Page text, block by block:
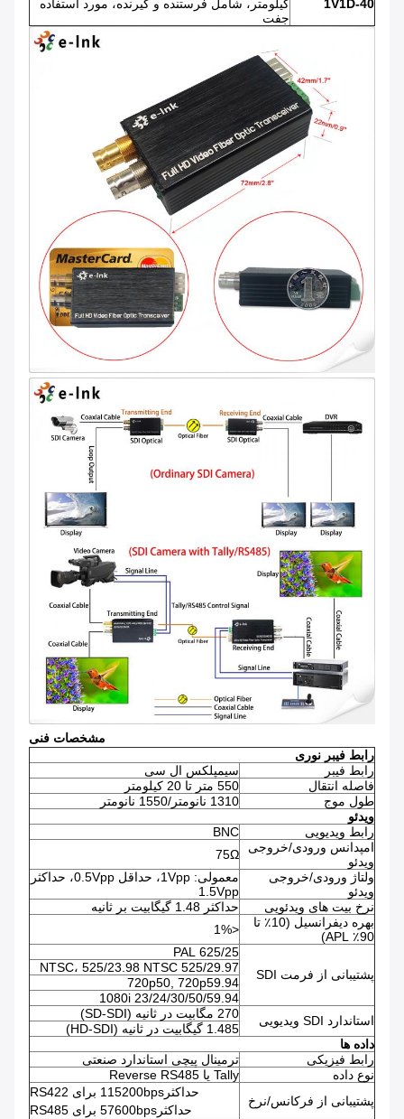
1V1D-40
کیلومتر، شامل فرستنده و گیرنده، مورد استفاده
جفت
مشخصات فنی
رابط فیبر نوری
رابط فیبر
سیمپلکس ال سی
فاصله انتقال
550 متر تا 20 کیلومتر
طول موج
1310 نانومتر/1550 نانومتر
ویدئو
رابط ویدیویی
BNC
امپدانس ورودی/خروجی
ویدئو
75Ω
ولتاژ ورودی/خروجی
ویدئو
معمولی: 1Vpp، حداقل 0.5Vpp، حداکثر
1.5Vpp
نرخ بیت های ویدئویی
حداکثر 1.48 گیگابیت بر ثانیه
بهره دیفرانسیل (10٪ تا
90٪ APL)
<1%
پشتیبانی از فرمت SDI
625/25 PAL
525/29.97 NTSC، 525/23.98 NTSC
720p50, 720p59.94
1080i 23/24/30/50/59.94
استاندارد SDI ویدیویی
270 مگابیت در ثانیه (SD-SDI)
1.485 گیگابیت در ثانیه (HD-SDI)
داده ها
رابط فیزیکی
ترمینال پیچی استاندارد صنعتی
نوع داده
Tally یا Reverse RS485
پشتیبانی از فرکانس/نرخ
حداکثر115200bps برای RS422
حداکثر57600bps برای RS485